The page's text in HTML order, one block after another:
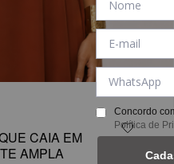
CAIA EM
AMPLA
Concordo
Política de